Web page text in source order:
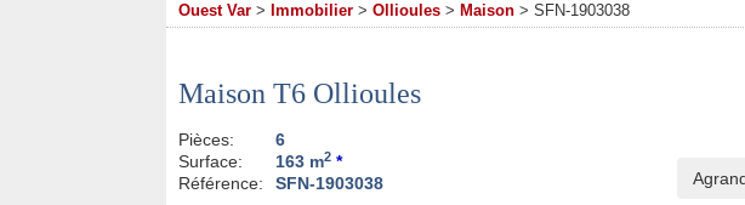
Ouest Var > Immobilier > Ollioules > Maison > SFN-1903038
Maison T6 Ollioules
Pièces:
6
Surface:
163 m2 *
Référence:
SFN-1903038